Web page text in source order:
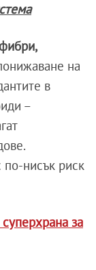
на
в
–
по-нисък риск
за